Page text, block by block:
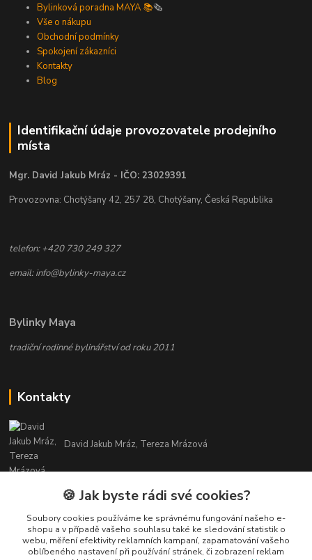
Bylinková poradna MAYA 📚🗞️
Vše o nákupu
Obchodní podmínky
Spokojení zákazníci
Kontakty
Blog
Identifikační údaje provozovatele prodejního
místa
Mgr. David Jakub Mráz - IČO: 23029391
Provozovna: Chotýšany 42, 257 28, Chotýšany, Česká Republika
telefon: +420 730 249 327
email: info@bylinky-maya.cz
Bylinky Maya
tradiční rodinné bylinářství od roku 2011
Kontakty
David Jakub Mráz, Tereza Mrázová
info@bylinky-maya.cz
🍪 Jak byste rádi své cookies?
Soubory cookies používáme ke správnému fungování našeho e-
shopu a v případě vašeho souhlasu také ke sledování statistik o
webu, měření efektivity reklamních kampaní, zapamatování vašeho
oblíbeného nastavení při používání stránek, či zobrazení reklam